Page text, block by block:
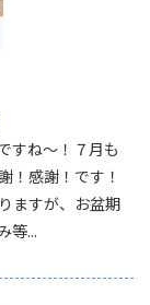
すね～！７月も
！感謝！です！
ますが、お盆期
等...